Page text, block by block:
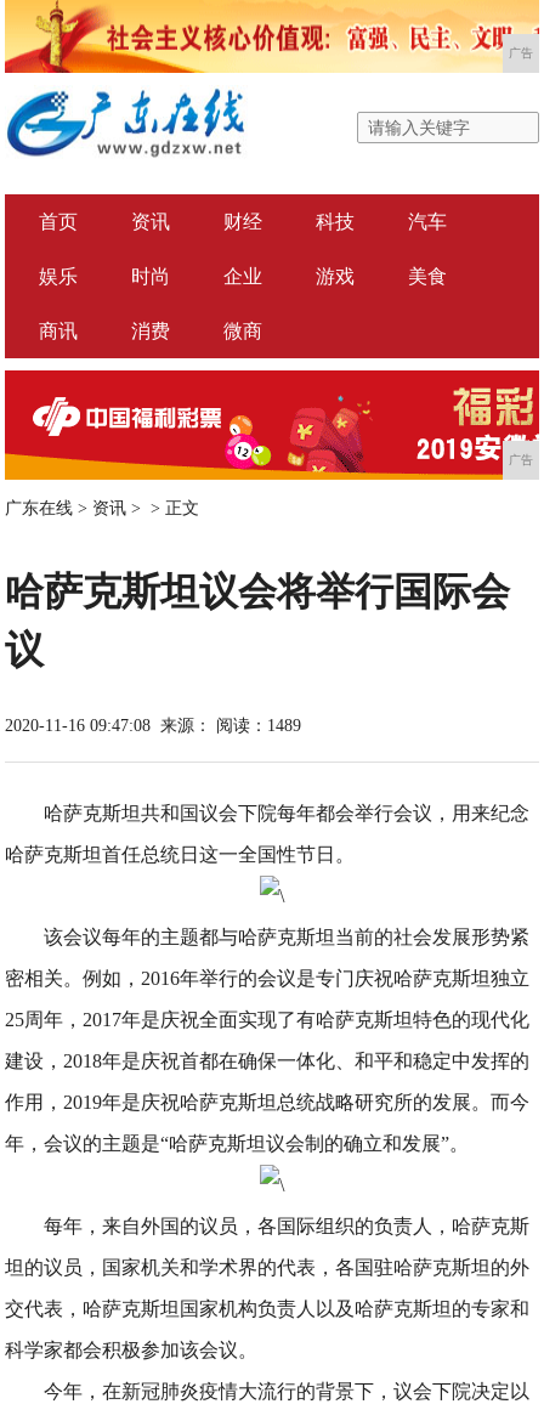
广告
首页 资讯 财经 科技 汽车
娱乐 时尚 企业 游戏 美食
商讯 消费 微商
广告
广东在线 > 资讯 > > 正文
哈萨克斯坦议会将举行国际会
议
2020-11-16 09:47:08 来源： 阅读：1489
哈萨克斯坦共和国议会下院每年都会举行会议，用来纪念
哈萨克斯坦首任总统日这一全国性节日。
该会议每年的主题都与哈萨克斯坦当前的社会发展形势紧
密相关。例如，2016年举行的会议是专门庆祝哈萨克斯坦独立
25周年，2017年是庆祝全面实现了有哈萨克斯坦特色的现代化
建设，2018年是庆祝首都在确保一体化、和平和稳定中发挥的
作用，2019年是庆祝哈萨克斯坦总统战略研究所的发展。而今
年，会议的主题是“哈萨克斯坦议会制的确立和发展”。
每年，来自外国的议员，各国际组织的负责人，哈萨克斯
坦的议员，国家机关和学术界的代表，各国驻哈萨克斯坦的外
交代表，哈萨克斯坦国家机构负责人以及哈萨克斯坦的专家和
科学家都会积极参加该会议。
今年，在新冠肺炎疫情大流行的背景下，议会下院决定以